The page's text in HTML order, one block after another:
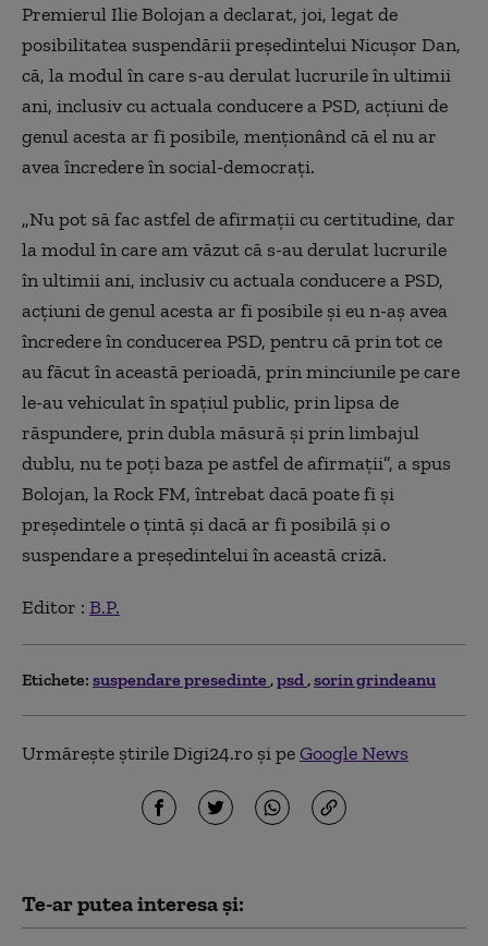
Premierul Ilie Bolojan a declarat, joi, legat de
posibilitatea suspendării preşedintelui Nicuşor Dan,
că, la modul în care s-au derulat lucrurile în ultimii
ani, inclusiv cu actuala conducere a PSD, acţiuni de
genul acesta ar fi posibile, menţionând că el nu ar
avea încredere în social-democraţi.
„Nu pot să fac astfel de afirmaţii cu certitudine, dar
la modul în care am văzut că s-au derulat lucrurile
în ultimii ani, inclusiv cu actuala conducere a PSD,
acţiuni de genul acesta ar fi posibile şi eu n-aş avea
încredere în conducerea PSD, pentru că prin tot ce
au făcut în această perioadă, prin minciunile pe care
le-au vehiculat în spaţiul public, prin lipsa de
răspundere, prin dubla măsură şi prin limbajul
dublu, nu te poţi baza pe astfel de afirmaţii”, a spus
Bolojan, la Rock FM, întrebat dacă poate fi şi
preşedintele o ţintă şi dacă ar fi posibilă şi o
suspendare a preşedintelui în această criză.
Editor : B.P.
Etichete: suspendare presedinte psd sorin grindeanu
Urmărește știrile Digi24.ro și peGoogle News
Te-ar putea interesa și: